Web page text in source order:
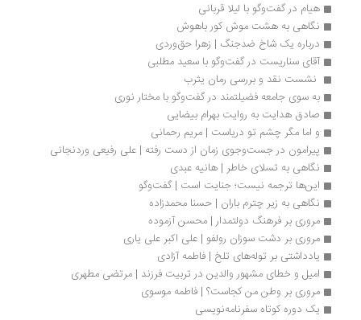
هیام در گفت‌وگو با لیلا قربانی
نگاهی به هشت موش کور باهوش
درباره یک شاخ ضدجنگ | زهرا حق‌وردی
آقای سناریست در گفت‌وگو با سعید مطلبی
نشست نقد و بررسی رمان یثرب
به سوی جامعه فضیلتمند در گفت‌وگو با مختار نوری
صادق هدایت به روایت بهرام بیضایی
و اما مگر چشم تو دریاست | مریم رحمانی
پیرامون در جست‌وجوی زمان از دست رفته | علی رفیعی وردنجانی
نگاهی به تسلای خاطر | هانیه عبدی
این‌ها ترجمه نیست؛ جنایت است | گفت‌وگو
نگاهی به زیر چترم باران | حسنا محمدزاده
مروری بر فرهنگ دولتمدار | محسن آزموده
مروری بر دشت سوزان رولفو | علی اکبر علی یاری
یادداشتی بر توله‌های تلخ | فاطمه آزادی
امیل و خطای مشهور والدین در تربیت فرزند | مرتضی مطهری
مروری بر وطن من کجاست؟ | فاطمه موسوی
یک دوره کوتاه سفرنامه‌نویسی